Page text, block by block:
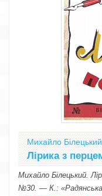
Михайло Білецький
Лірика з
Михайло Білецький.
№30. — К.: «Радянська